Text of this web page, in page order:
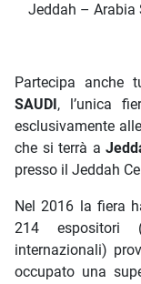
Jeddah – Arabia
Partecipa anche
SAUDI , l’unica
esclusivamente
che si terrà a
presso il Jeddah
Nel 2016 la fiera
214 espositori
internazionali)
occupato una